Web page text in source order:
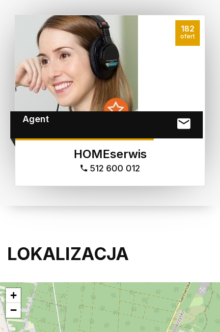
182
ofert
Agent
HOMEserwis
512 600 012
LOKALIZACJA
+
−